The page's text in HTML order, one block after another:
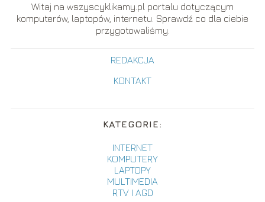
Witaj na wszyscyklikamy.pl portalu dotyczącym
komputerów, laptopów, internetu. Sprawdź co dla ciebie
przygotowaliśmy.
REDAKCJA
KONTAKT
KATEGORIE:
INTERNET
KOMPUTERY
LAPTOPY
MULTIMEDIA
RTV I AGD